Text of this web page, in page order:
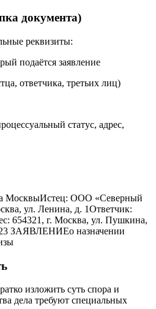
документа)
реквизиты:
подаётся заявление
ответчика, третьих лиц)
статус, адрес,
МосквыИстец: ООО «Северный
ул. Ленина, д. 1Ответчик:
г. Москва, ул. Пушкина,
ЗАЯВЛЕНИЕо назначении
изложить суть спора и
дела требуют специальных